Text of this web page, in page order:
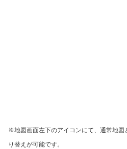
※地図画面左下のアイコンにて、通常地図
り替えが可能です。